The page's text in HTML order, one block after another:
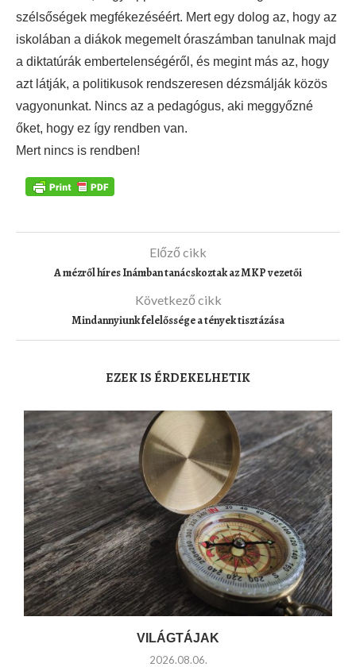
szélsőségek megfékezéséért. Mert egy dolog az, hogy az
iskolában a diákok megemelt óraszámban tanulnak majd
a diktatúrák embertelenségéről, és megint más az, hogy
azt látják, a politikusok rendszeresen dézsmálják közös
vagyonunkat. Nincs az a pedagógus, aki meggyőzné
őket, hogy ez így rendben van.
Mert nincs is rendben!
Előző cikk
A mézről híres Inámban tanácskoztak az MKP vezetői
Következő cikk
Mindannyiunk felelőssége a tények tisztázása
EZEK IS ÉRDEKELHETIK
VILÁGTÁJAK
2026.08.06.